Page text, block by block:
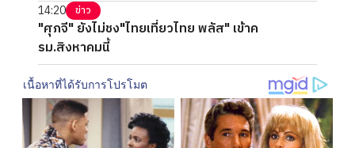
14:20 ข่าว
"ศุภจี" ยังไม่ชง"ไทยเที่ยวไทย พลัส" เข้าค
รม.สิงหาคมนี้